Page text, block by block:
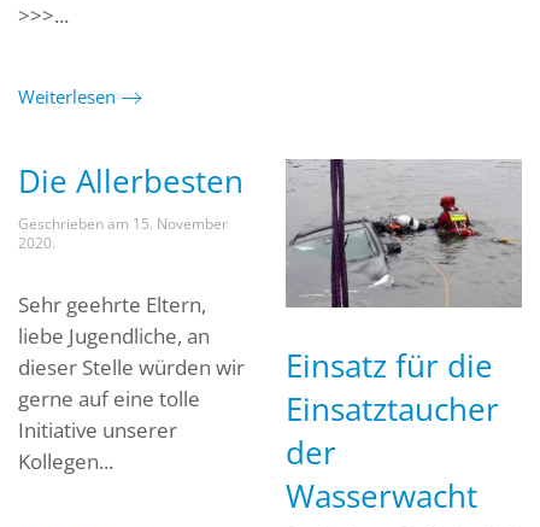
>>>...
Weiterlesen
Die Allerbesten
Geschrieben am 15. November
2020.
Sehr geehrte Eltern,
liebe Jugendliche, an
dieser Stelle würden wir
gerne auf eine tolle
Initiative unserer
Kollegen...
Einsatz für die
Einsatztaucher
der
Wasserwacht